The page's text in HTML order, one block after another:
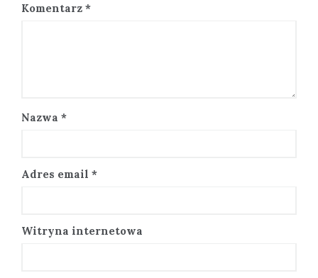
Komentarz *
Nazwa *
Adres email *
Witryna internetowa